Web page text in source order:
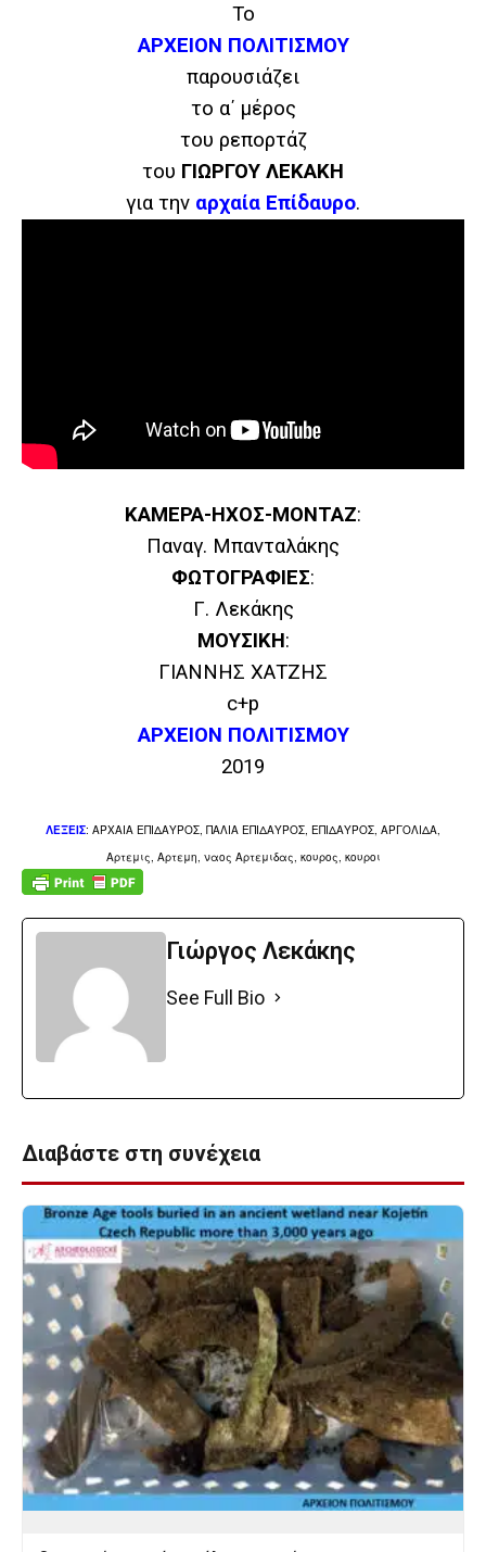
Το
ΑΡΧΕΙΟΝ ΠΟΛΙΤΙΣΜΟΥ
παρουσιάζει
το α΄ μέρος
του ρεπορτάζ
του ΓΙΩΡΓΟΥ ΛΕΚΑΚΗ
για την αρχαία Επίδαυρο.
ΚΑΜΕΡΑ-ΗΧΟΣ-ΜΟΝΤΑΖ:
Παναγ. Μπανταλάκης
ΦΩΤΟΓΡΑΦΙΕΣ:
Γ. Λεκάκης
ΜΟΥΣΙΚΗ:
ΓΙΑΝΝΗΣ ΧΑΤΖΗΣ
c+p
ΑΡΧΕΙΟΝ ΠΟΛΙΤΙΣΜΟΥ
2019
ΛΕΞΕΙΣ: ΑΡΧΑΙΑ ΕΠΙΔΑΥΡΟΣ, ΠΑΛΙΑ ΕΠΙΔΑΥΡΟΣ, ΕΠΙΔΑΥΡΟΣ, ΑΡΓΟΛΙΔΑ,
Αρτεμις, Αρτεμη, ναος Αρτεμιδας, κουρος, κουροι
Γιώργος Λεκάκης
See Full Bio
Διαβάστε στη συνέχεια